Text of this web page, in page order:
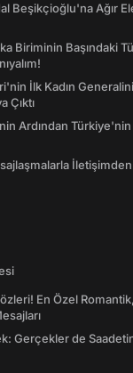
Beşikçioğlu'na Ağır
Biriminin Başındaki
İlk Kadın
Çıktı
Ardından Türkiye'nin
En Özel
Gerçekler de